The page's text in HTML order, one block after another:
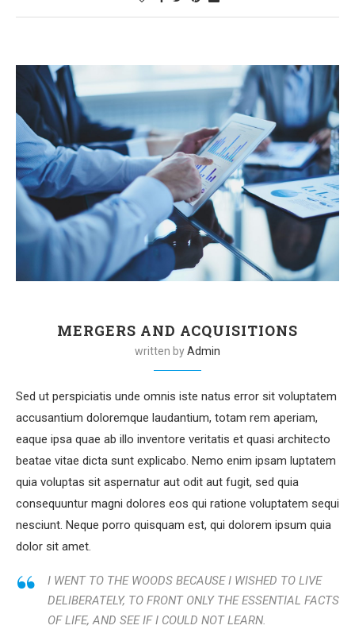
MERGERS AND ACQUISITIONS
written byAdmin
Sed ut perspiciatis unde omnis iste natus error sit voluptatem
accusantium doloremque laudantium, totam rem aperiam,
eaque ipsa quae ab illo inventore veritatis et quasi architecto
beatae vitae dicta sunt explicabo. Nemo enim ipsam luptatem
quia voluptas sit aspernatur aut odit aut fugit, sed quia
consequuntur magni dolores eos qui ratione voluptatem sequi
nesciunt. Neque porro quisquam est, qui dolorem ipsum quia
dolor sit amet.
I WENT TO THE WOODS BECAUSE I WISHED TO LIVE
DELIBERATELY, TO FRONT ONLY THE ESSENTIAL FACTS
OF LIFE, AND SEE IF I COULD NOT LEARN.